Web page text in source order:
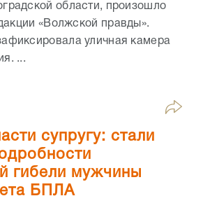
области, произошло
«Волжской правды».
уличная камера
...
супругу: стали
гибели мужчины
БПЛА